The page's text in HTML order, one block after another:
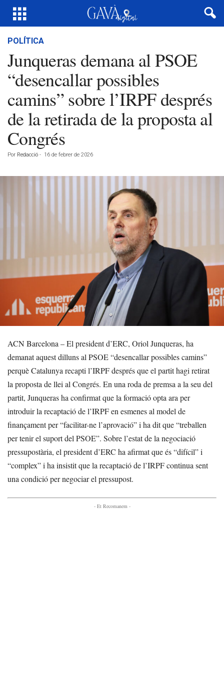
POLÍTICA
Junqueras demana al PSOE
“desencallar possibles
camins” sobre l’IRPF després
de la retirada de la proposta al
Congrés
Por Redacció - 16 de febrer de 2026
ACN Barcelona – El president d’ERC, Oriol Junqueras, ha
demanat aquest dilluns al PSOE “desencallar possibles camins”
perquè Catalunya recapti l’IRPF després que el partit hagi retirat
la proposta de llei al Congrés. En una roda de premsa a la seu del
partit, Junqueras ha confirmat que la formació opta ara per
introduir la recaptació de l’IRPF en esmenes al model de
finançament per “facilitar-ne l’aprovació” i ha dit que “treballen
per tenir el suport del PSOE”. Sobre l’estat de la negociació
pressupostària, el president d’ERC ha afirmat que és “difícil” i
“complex” i ha insistit que la recaptació de l’IRPF continua sent
una condició per negociar el pressupost.
- Et Recomanem -